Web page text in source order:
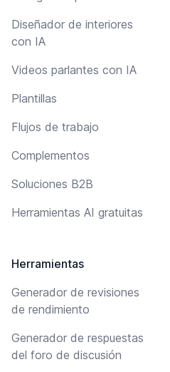
Diseñador de interiores
con IA
Videos parlantes con IA
Plantillas
Flujos de trabajo
Complementos
Soluciones B2B
Herramientas AI gratuitas
Herramientas
Generador de revisiones
de rendimiento
Generador de respuestas
del foro de discusión